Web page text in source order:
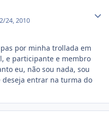
24, 2010
por minha trollada em
e participante e membro
eu, não sou nada, sou
entrar na turma do